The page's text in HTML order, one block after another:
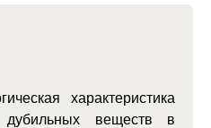
характеристика
веществ в